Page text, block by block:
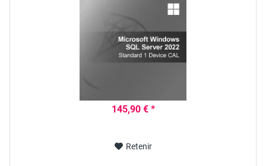
145,90 € *
Retenir